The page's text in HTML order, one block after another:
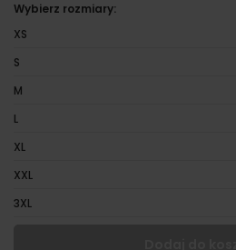
Wybierz rozmiary:
XS
S
M
L
XL
XXL
3XL